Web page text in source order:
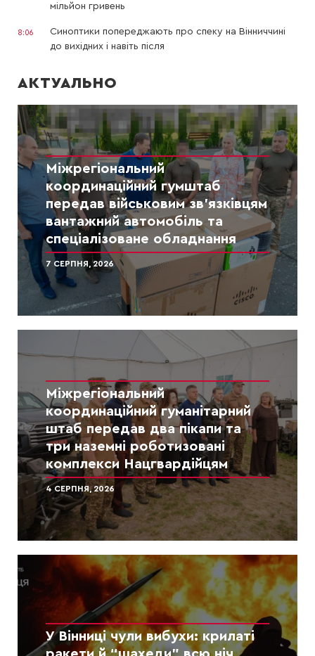
мільйон гривень
8:06
Синоптики попереджають про спеку на Вінниччині
до вихідних і навіть після
АКТУАЛЬНО
Міжрегіональний
координаційний гумштаб
передав військовим зв’язківцям
вантажний автомобіль та
спеціалізоване обладнання
7 СЕРПНЯ, 2026
Міжрегіональний
координаційний гуманітарний
штаб передав два пікапи та
три наземні роботизовані
комплекси Нацгвардійцям
4 СЕРПНЯ, 2026
У Вінниці чули вибухи: крилаті